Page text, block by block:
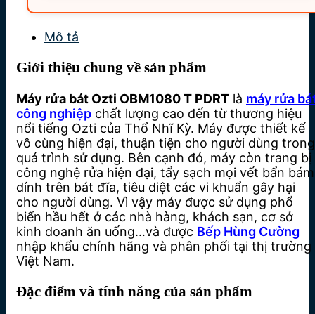
Nhập khẩu: Thổ Nhĩ Kỳ
Bảo hành: 12 tháng
Mô tả
Giới thiệu chung về sản phẩm
Máy rửa bát Ozti OBM1080 T PDRT là máy rửa
công nghiệp chất lượng cao đến từ thương hiệu
nổi tiếng Ozti của Thổ Nhĩ Kỳ. Máy được thiết kế
vô cùng hiện đại, thuận tiện cho người dùng trong
quá trình sử dụng. Bên cạnh đó, máy còn trang bị
công nghệ rửa hiện đại, tẩy sạch mọi vết bẩn bám
dính trên bát đĩa, tiêu diệt các vi khuẩn gây hại
cho người dùng. Vì vậy máy được sử dụng phổ
biến hầu hết ở các nhà hàng, khách sạn, cơ sở
kinh doanh ăn uống…và được Bếp Hùng Cường
nhập khẩu chính hãng và phân phối tại thị trường
Việt Nam.
Đặc điểm và tính năng của sản phẩm